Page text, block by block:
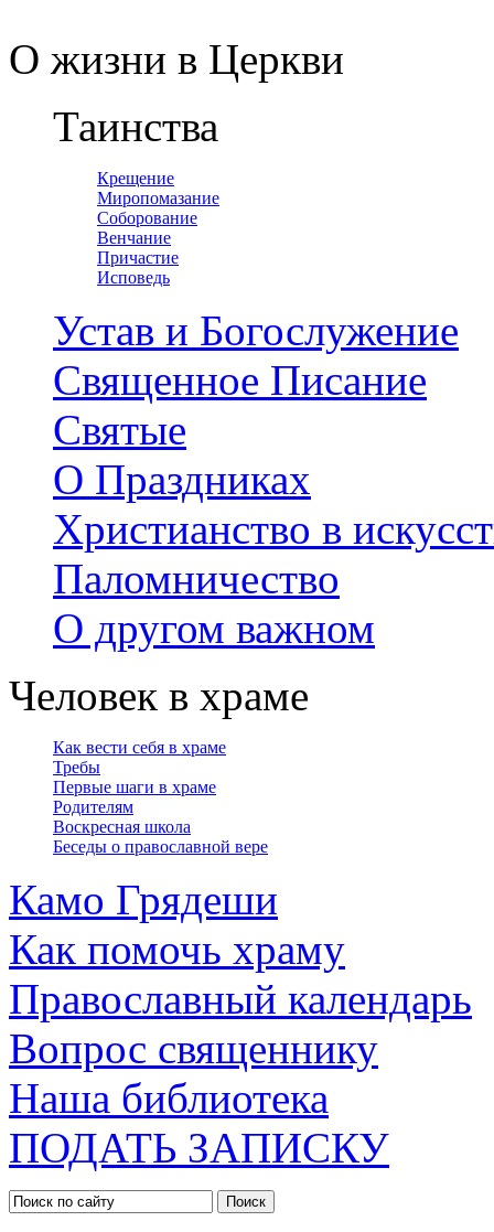
О жизни в Церкви
Таинства
Крещение
Миропомазание
Соборование
Венчание
Причастие
Исповедь
Устав и Богослужение
Священное Писание
Святые
О Праздниках
Христианство в
Паломничество
О другом важном
Человек в храме
Как вести себя в храме
Требы
Первые шаги в храме
Родителям
Воскресная школа
Беседы о православной вере
Камо Грядеши
Как помочь храму
Православный календарь
Вопрос священнику
Наша библиотека
ПОДАТЬ ЗАПИСКУ